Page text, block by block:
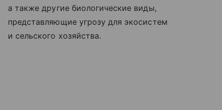
а также другие биологические виды,
представляющие угрозу для экосистем
и сельского хозяйства.